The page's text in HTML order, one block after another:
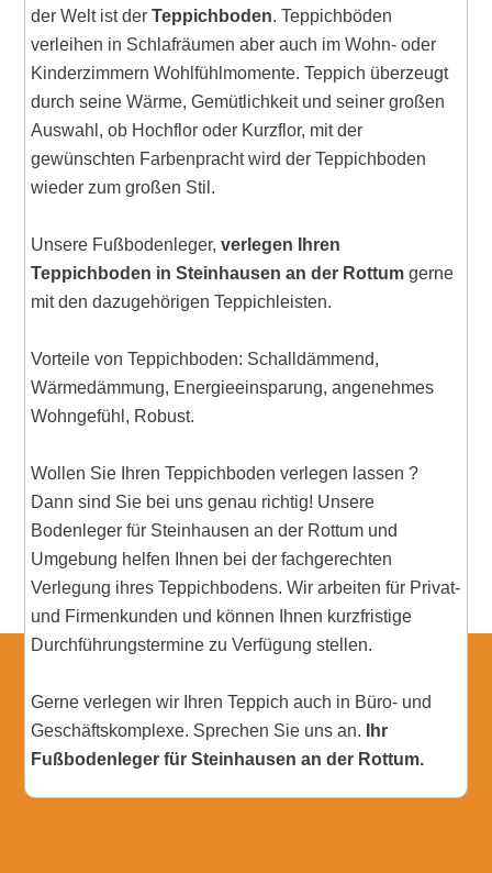
der Welt ist derTeppichboden. Teppichböden
verleihen in Schlafräumen aber auch im Wohn- oder
Kinderzimmern Wohlfühlmomente. Teppich überzeugt
durch seine Wärme, Gemütlichkeit und seiner großen
Auswahl, ob Hochflor oder Kurzflor, mit der
gewünschten Farbenpracht wird der Teppichboden
wieder zum großen Stil.
Unsere Fußbodenleger,verlegen Ihren
Teppichboden in Steinhausen an der Rottum gerne
mit den dazugehörigen Teppichleisten.
Vorteile von Teppichboden: Schalldämmend,
Wärmedämmung, Energieeinsparung, angenehmes
Wohngefühl, Robust.
Wollen Sie Ihren Teppichboden verlegen lassen ?
Dann sind Sie bei uns genau richtig! Unsere
Bodenleger für Steinhausen an der Rottum und
Umgebung helfen Ihnen bei der fachgerechten
Verlegung ihres Teppichbodens. Wir arbeiten für Privat-
und Firmenkunden und können Ihnen kurzfristige
Durchführungstermine zu Verfügung stellen.
Gerne verlegen wir Ihren Teppich auch in Büro- und
Geschäftskomplexe. Sprechen Sie uns an.
Ihr
Fußbodenleger für Steinhausen an der Rottum.